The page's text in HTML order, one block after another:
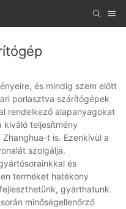
és mindig szem előtt
porlasztva szárítógépek
rendelkező alapanyagokat
kiváló teljesítmény
t is. Ezenkívül a
szolgálja.
és
terméket hatékony
gyárthatunk
minőségellenőrző